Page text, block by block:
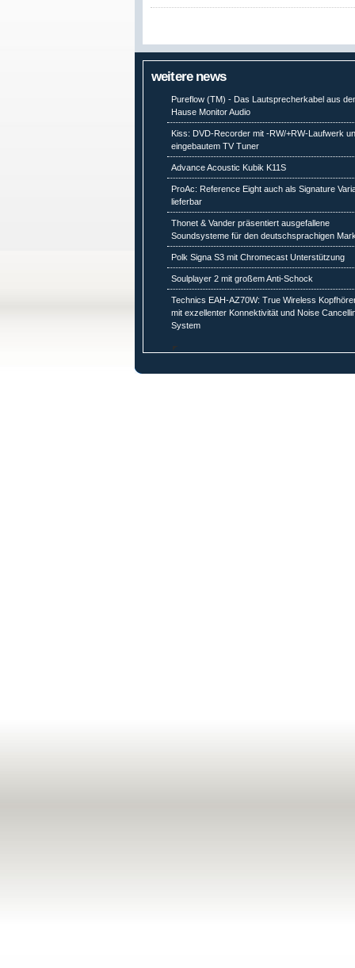
weitere news
Pureflow (TM) - Das Lautsprecherkabel aus
Hause Monitor Audio
Kiss: DVD-Recorder mit -RW/+RW-Laufwerk
eingebautem TV Tuner
Advance Acoustic Kubik K11S
ProAc: Reference Eight auch als Signature
lieferbar
Thonet & Vander präsentiert ausgefallene
Soundsysteme für den deutschsprachigen
Polk Signa S3 mit Chromecast Unterstützung
Soulplayer 2 mit großem Anti-Schock
Technics EAH-AZ70W: True Wireless
mit exzellenter Konnektivität und Noise
System